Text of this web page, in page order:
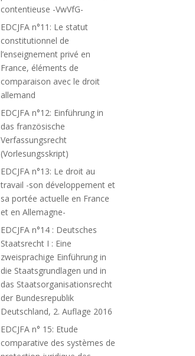
contentieuse -VwVfG-
EDCJFA n°11: Le statut
constitutionnel de
l’enseignement privé en
France, éléments de
comparaison avec le droit
allemand
EDCJFA n°12: Einführung in
das französische
Verfassungsrecht
(Vorlesungsskript)
EDCJFA n°13: Le droit au
travail -son développement et
sa portée actuelle en France
et en Allemagne-
EDCJFA n°14 : Deutsches
Staatsrecht I : Eine
zweisprachige Einführung in
die Staatsgrundlagen und in
das Staatsorganisationsrecht
der Bundesrepublik
Deutschland, 2. Auflage 2016
EDCJFA n° 15: Etude
comparative des systèmes de